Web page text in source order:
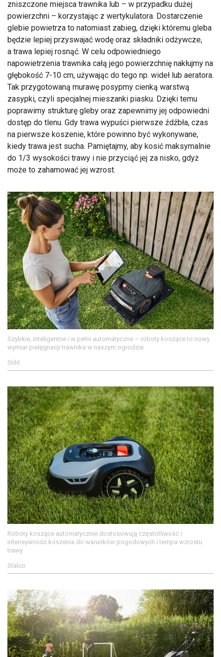
zniszczone miejsca trawnika lub – w przypadku dużej
powierzchni – korzystając z wertykulatora. Dostarczenie
glebie powietrza to natomiast zabieg, dzięki któremu gleba
będzie lepiej przyswajać wodę oraz składniki odżywcze,
a trawa lepiej rosnąć. W celu odpowiedniego
napowietrzenia trawnika całą jego powierzchnię nakłujmy na
głębokość 7-10 cm, używając do tego np. wideł lub aeratora.
Tak przygotowaną murawę posypmy cienką warstwą
zasypki, czyli specjalnej mieszanki piasku. Dzięki temu
poprawimy strukturę gleby oraz zapewnimy jej odpowiedni
dostęp do tlenu. Gdy trawa wypuści pierwsze źdźbła, czas
na pierwsze koszenie, które powinno być wykonywane,
kiedy trawa jest sucha. Pamiętajmy, aby kosić maksymalnie
do 1/3 wysokości trawy i nie przyciąć jej za nisko, gdyż
może to zahamować jej wzrost.
Szybkie, inteligentne i w pełni automatyczne – roboty koszące to nowy
wymiar pielęgnacji trawnika w naszym ogrodzie
Stihl
Roboty koszące automatycznie dostosowują częstotliwość i
intensywność koszenia do warunków pogodowych i tempa wzrostu
trawy
Stalco